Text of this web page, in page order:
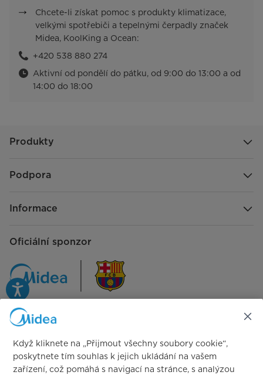
Chcete-li získat pomoc s produkty klimatizace,
velkými spotřebiči a tepelnými čerpadly značek
Midea, KoolKing a Ocean:
+420 538 880 274
Aktivní od pondělí do pátku, od 9:00 do 13:00 a od
14:00 do 18:00
Produkty
Podpora
Informace
Oficiální sponzor
Sledujte nás na:
Když kliknete na „Přijmout všechny soubory cookie“,
poskytnete tím souhlas k jejich ukládání na vašem
zařízení, což pomáhá s navigací na stránce, s analýzou